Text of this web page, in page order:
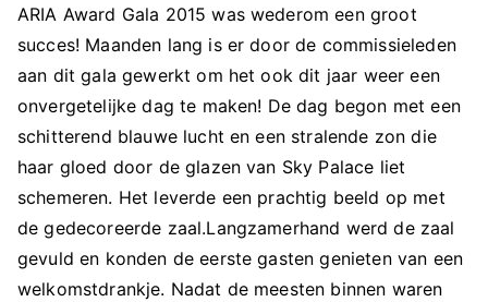
ARIA Award Gala 2015 was wederom een groot
succes! Maanden lang is er door de commissieleden
aan dit gala gewerkt om het ook dit jaar weer een
onvergetelijke dag te maken! De dag begon met een
schitterend blauwe lucht en een stralende zon die
haar gloed door de glazen van Sky Palace liet
schemeren. Het leverde een prachtig beeld op met
de gedecoreerde zaal.Langzamerhand werd de zaal
gevuld en konden de eerste gasten genieten van een
welkomstdrankje. Nadat de meesten binnen waren